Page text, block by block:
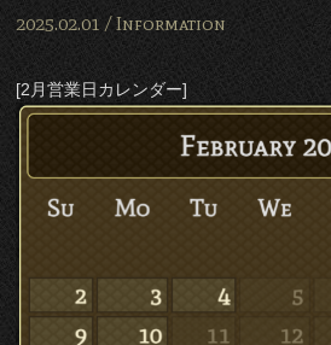
2025.02.01 /Information
[2月営業日カレンダー]